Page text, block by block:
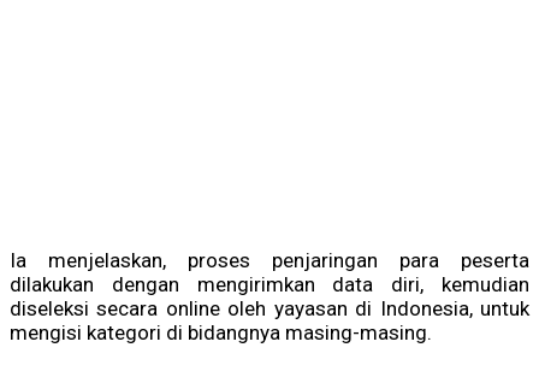
Ia menjelaskan, proses penjaringan para peserta
dilakukan dengan mengirimkan data diri, kemudian
diseleksi secara online oleh yayasan di Indonesia, untuk
mengisi kategori di bidangnya masing-masing.